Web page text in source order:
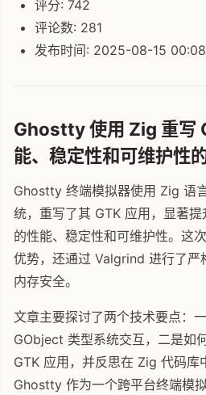
评分: 742
评论数: 281
发布时间: 2025-08-15
Ghostty 使用 Zig 重写
能、稳定性和可维护性
Ghostty 终端模拟器使用 Zig 语
统，重写了其 GTK 应用，显著
的性能、稳定性和可维护性。这
优势，还通过 Valgrind 进行了严
内存安全。
文章主要探讨了两个技术要点：
GObject 类型系统交互，二是如
GTK 应用，并反思在 Zig 代码库
Ghostty 作为一个跨平台终端模